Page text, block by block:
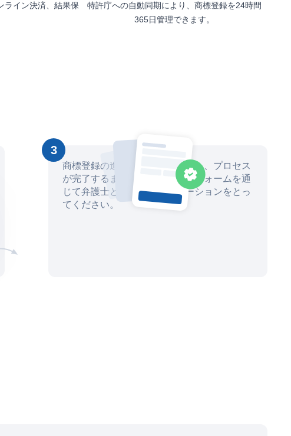
ライン決済、結果保
特許庁への自動同期により、商標登録を24時間
365日管理できます。
3
商標登録の進捗状況を常に把握し、プロセス
が完了するまで当社のプラットフォームを通
じて弁護士と直接コミュニケーションをとっ
てください。